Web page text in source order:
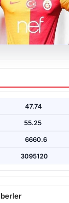
attı!
47.74
55.25
6660.6
3095120